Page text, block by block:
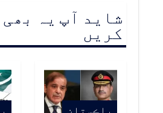
شاید آپ یہ
کریں